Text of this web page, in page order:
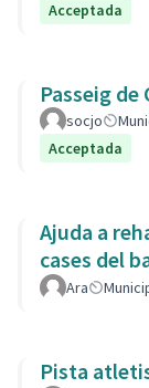
Acceptada
Passeig de
socjo
Acceptada
Ajuda a
cases del
Ara
Pista